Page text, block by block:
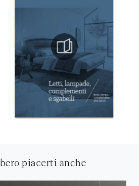
piacerti anche